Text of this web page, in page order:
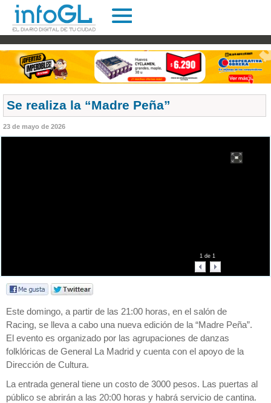
Se realiza la “Madre Peña”
23 de mayo de 2026
1de 1
Este domingo, a partir de las 21:00 horas, en el salón de
Racing, se lleva a cabo una nueva edición de la “Madre Peña”.
El evento es organizado por las agrupaciones de danzas
folklóricas de General La Madrid y cuenta con el apoyo de la
Dirección de Cultura.
La entrada general tiene un costo de 3000 pesos. Las puertas al
público se abrirán a las 20:00 horas y habrá servicio de cantina.